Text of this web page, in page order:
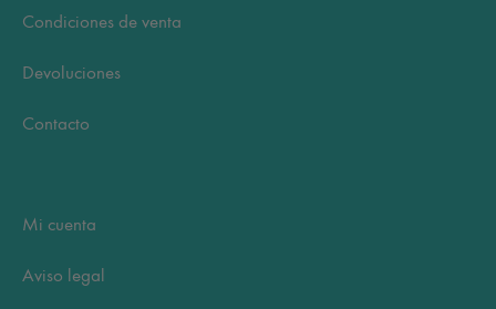
Condiciones de venta
Devoluciones
Contacto
Mi cuenta
Aviso legal